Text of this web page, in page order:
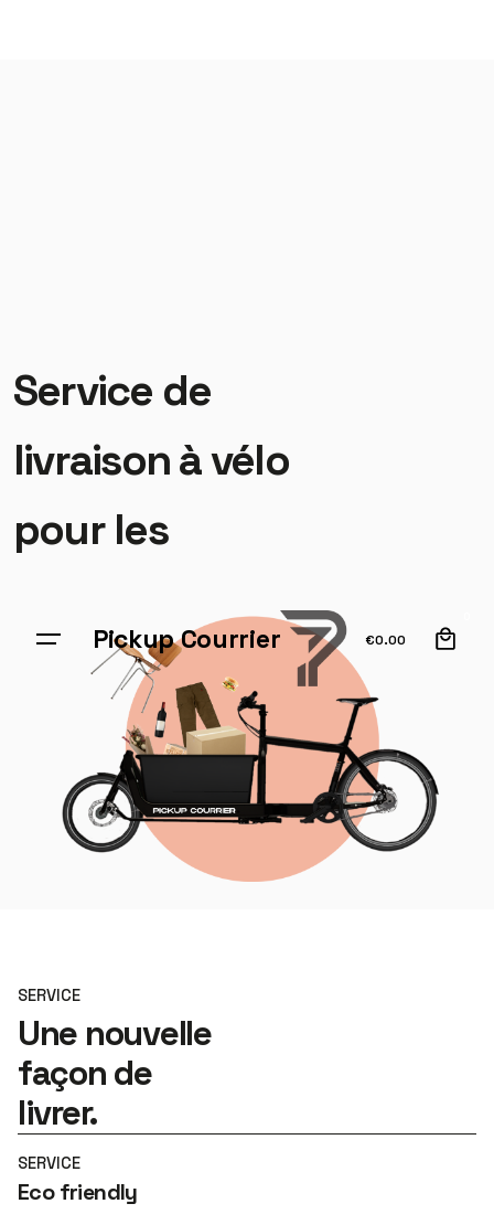
Pickup Courrier €0.00
Service de
livraison à vélo
pour les
SERVICE
Une nouvelle
façon de
livrer.
SERVICE
Eco friendly